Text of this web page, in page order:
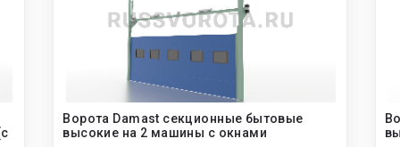
Ворота Damast секционные бытовые
высокие на 2 машины с окнами